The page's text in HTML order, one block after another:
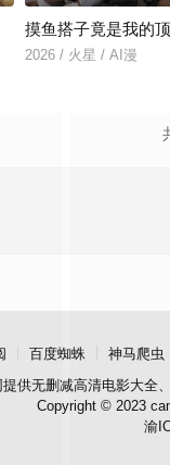
摸鱼搭子竟是我的
2026 / 火星 / AI漫
百度蜘蛛 神马爬虫
提供无删减高清电影大全
Copyright © 2023
渝